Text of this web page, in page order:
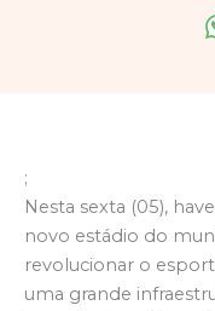
;
Nesta sexta (05),
novo estádio do
revolucionar o
uma grande